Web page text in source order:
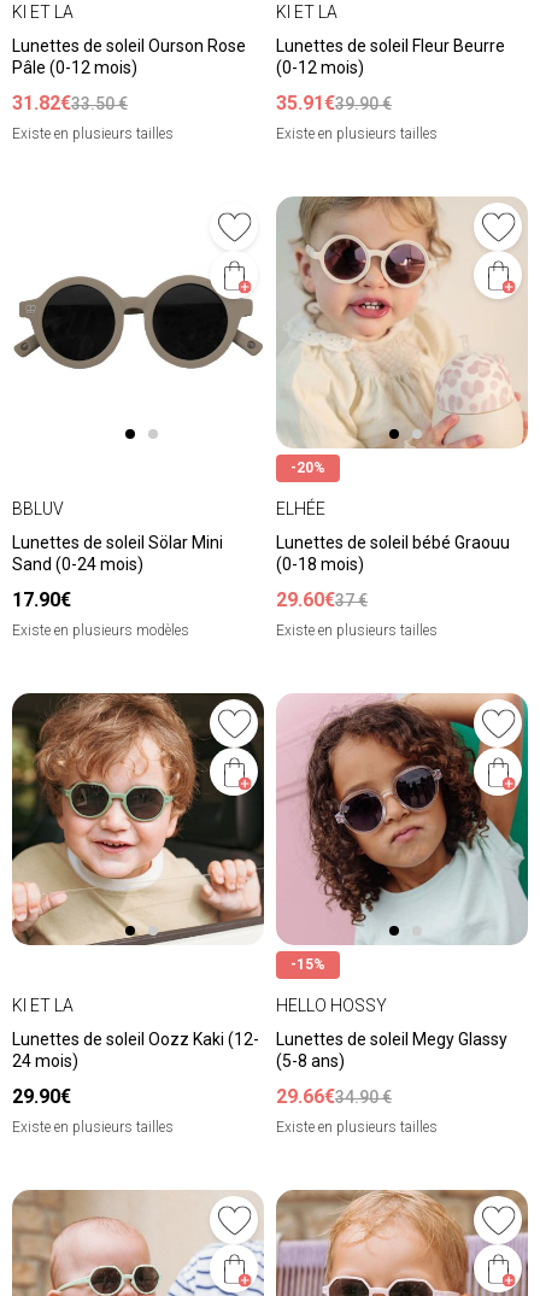
KI ET LA
Lunettes de soleil Ourson Rose
Pâle (0-12 mois)
31.82€33.50 €
Existe en plusieurs tailles
KI ET LA
Lunettes de soleil Fleur Beurre
(0-12 mois)
35.91€39.90 €
Existe en plusieurs tailles
BBLUV
Lunettes de soleil Sölar Mini
Sand (0-24 mois)
17.90€
Existe en plusieurs modèles
-20%
ELHÉE
Lunettes de soleil bébé Graouu
(0-18 mois)
29.60€37 €
Existe en plusieurs tailles
KI ET LA
Lunettes de soleil Oozz Kaki (12-
24 mois)
29.90€
Existe en plusieurs tailles
-15%
HELLO HOSSY
Lunettes de soleil Megy Glassy
(5-8 ans)
29.66€34.90 €
Existe en plusieurs tailles